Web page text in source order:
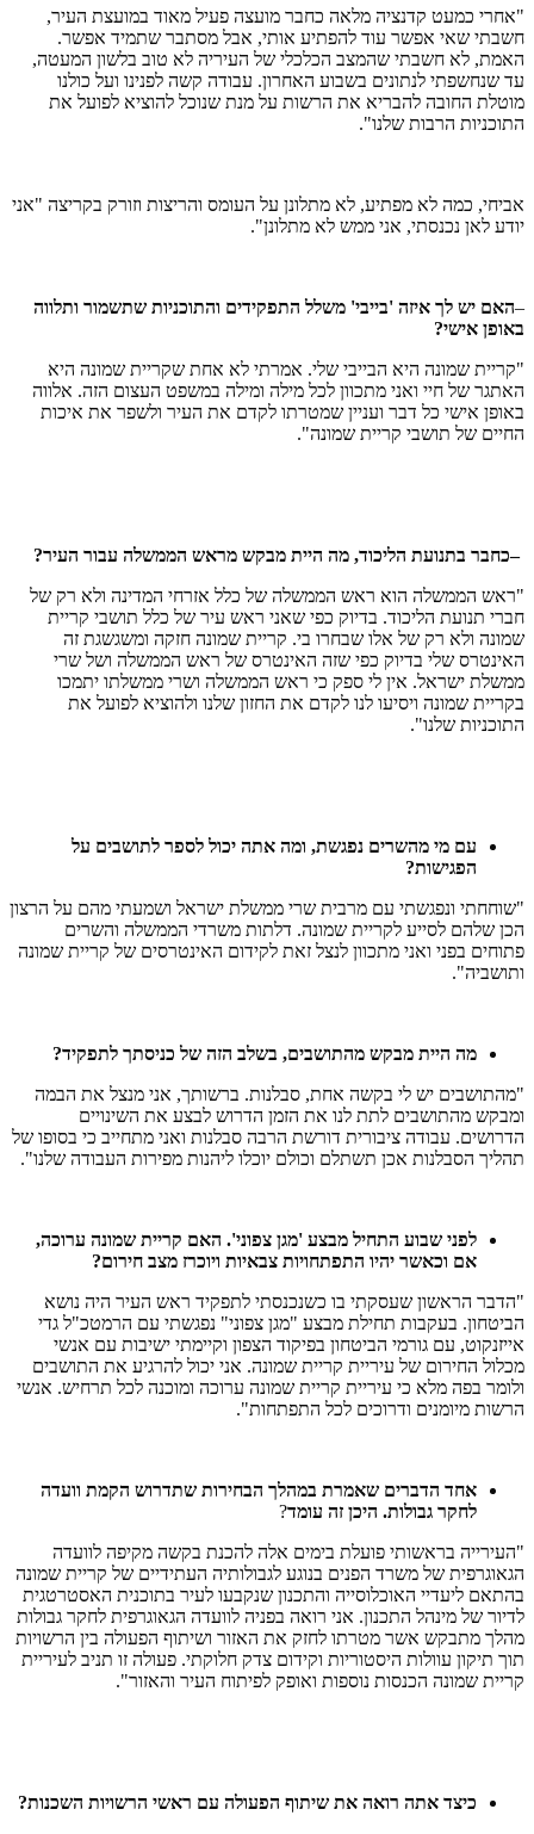
"אחרי כמעט קדנציה מלאה כחבר מועצה פעיל מאוד במועצת העיר,
חשבתי שאי אפשר עוד להפתיע אותי, אבל מסתבר שתמיד אפשר.
האמת, לא חשבתי שהמצב הכלכלי של העיריה לא טוב בלשון המעטה,
עד שנחשפתי לנתונים בשבוע האחרון. עבודה קשה לפנינו ועל כולנו
מוטלת החובה להבריא את הרשות על מנת שנוכל להוציא לפועל את
התוכניות הרבות שלנו".
אביחי, כמה לא מפתיע, לא מתלונן על העומס והריצות וזורק בקריצה "אני
יודע לאן נכנסתי, אני ממש לא מתלונן".
–האם יש לך איזה 'בייבי' משלל התפקידים והתוכניות שתשמור ותלווה
באופן אישי?
"קריית שמונה היא הבייבי שלי. אמרתי לא אחת שקריית שמונה היא
האתגר של חיי ואני מתכוון לכל מילה ומילה במשפט העצום הזה. אלווה
באופן אישי כל דבר ועניין שמטרתו לקדם את העיר ולשפר את איכות
החיים של תושבי קריית שמונה".
–כחבר בתנועת הליכוד, מה היית מבקש מראש הממשלה עבור העיר?
"ראש הממשלה הוא ראש הממשלה של כלל אזרחי המדינה ולא רק של
חברי תנועת הליכוד. בדיוק כפי שאני ראש עיר של כלל תושבי קריית
שמונה ולא רק של אלו שבחרו בי. קריית שמונה חזקה ומשגשגת זה
האינטרס שלי בדיוק כפי שזה האינטרס של ראש הממשלה ושל שרי
ממשלת ישראל. אין לי ספק כי ראש הממשלה ושרי ממשלתו יתמכו
בקריית שמונה ויסיעו לנו לקדם את החזון שלנו ולהוציא לפועל את
התוכניות שלנו".
עם מי מהשרים נפגשת, ומה אתה יכול לספר לתושבים על
הפגישות?
"שוחחתי ונפגשתי עם מרבית שרי ממשלת ישראל ושמעתי מהם על הרצון
הכן שלהם לסייע לקריית שמונה. דלתות משרדי הממשלה והשרים
פתוחים בפני ואני מתכוון לנצל זאת לקידום האינטרסים של קריית שמונה
ותושביה".
מה היית מבקש מהתושבים, בשלב הזה של כניסתך לתפקיד?
"מהתושבים יש לי בקשה אחת, סבלנות. ברשותך, אני מנצל את הבמה
ומבקש מהתושבים לתת לנו את הזמן הדרוש לבצע את השינויים
הדרושים. עבודה ציבורית דורשת הרבה סבלנות ואני מתחייב כי בסופו של
תהליך הסבלנות אכן תשתלם וכולם יוכלו ליהנות מפירות העבודה שלנו".
לפני שבוע התחיל מבצע 'מגן צפוני'. האם קריית שמונה ערוכה,
אם וכאשר יהיו התפתחויות צבאיות ויוכרז מצב חירום?
"הדבר הראשון שעסקתי בו כשנכנסתי לתפקיד ראש העיר היה נושא
הביטחון. בעקבות תחילת מבצע "מגן צפוני" נפגשתי עם הרמטכ"ל גדי
אייזנקוט, עם גורמי הביטחון בפיקוד הצפון וקיימתי ישיבות עם אנשי
מכלול החירום של עיריית קריית שמונה. אני יכול להרגיע את התושבים
ולומר בפה מלא כי עיריית קריית שמונה ערוכה ומוכנה לכל תרחיש. אנשי
הרשות מיומנים ודרוכים לכל התפתחות".
אחד הדברים שאמרת במהלך הבחירות שתדרוש הקמת וועדה
לחקר גבולות. היכן זה עומד?
"העירייה בראשותי פועלת בימים אלה להכנת בקשה מקיפה לוועדה
הגאוגרפית של משרד הפנים בנוגע לגבולותיה העתידיים של קריית שמונה
בהתאם ליעדיי האוכלוסייה והתכנון שנקבעו לעיר בתוכנית האסטרטגית
לדיור של מינהל התכנון. אני רואה בפניה לוועדה הגאוגרפית לחקר גבולות
מהלך מתבקש אשר מטרתו לחזק את האזור ושיתוף הפעולה בין הרשויות
תוך תיקון עוולות היסטוריות וקידום צדק חלוקתי. פעולה זו תניב לעיריית
קריית שמונה הכנסות נוספות ואופק לפיתוח העיר והאזור".
כיצד אתה רואה את שיתוף הפעולה עם ראשי הרשויות השכנות?